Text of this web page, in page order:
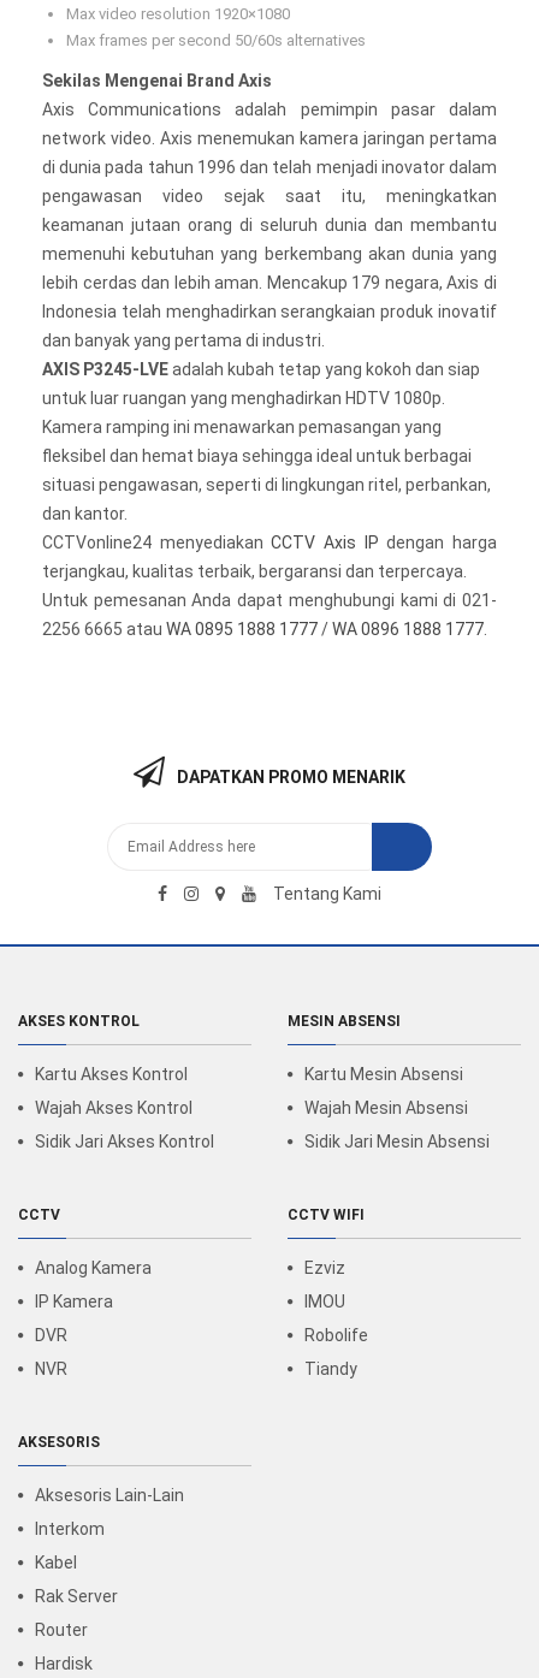
Max video resolution 1920×1080
Max frames per second 50/60s alternatives
Sekilas Mengenai Brand Axis
Axis Communications adalah pemimpin pasar dalam
network video. Axis menemukan kamera jaringan pertama
di dunia pada tahun 1996 dan telah menjadi inovator dalam
pengawasan video sejak saat itu, meningkatkan
keamanan jutaan orang di seluruh dunia dan membantu
memenuhi kebutuhan yang berkembang akan dunia yang
lebih cerdas dan lebih aman. Mencakup 179 negara, Axis di
Indonesia telah menghadirkan serangkaian produk inovatif
dan banyak yang pertama di industri.
AXIS P3245-LVEadalah kubah tetap yang kokoh dan siap
untuk luar ruangan yang menghadirkan HDTV 1080p.
Kamera ramping ini menawarkan pemasangan yang
fleksibel dan hemat biaya sehingga ideal untuk berbagai
situasi pengawasan, seperti di lingkungan ritel, perbankan,
dan kantor.
CCTVonline24 menyediakanCCTV Axis IP dengan harga
terjangkau, kualitas terbaik, bergaransi dan terpercaya.
Untuk pemesanan Anda dapat menghubungi kami di 021-
2256 6665 atau WA 0895 1888 1777/WA 0896 1888 1777
DAPATKAN PROMO MENARIK
Tentang Kami
AKSES KONTROL
Kartu Akses Kontrol
Wajah Akses Kontrol
Sidik Jari Akses Kontrol
MESIN ABSENSI
Kartu Mesin Absensi
Wajah Mesin Absensi
Sidik Jari Mesin Absensi
CCTV
Analog Kamera
IP Kamera
DVR
NVR
CCTV WIFI
Ezviz
IMOU
Robolife
Tiandy
AKSESORIS
Aksesoris Lain-Lain
Interkom
Kabel
Rak Server
Router
Hardisk